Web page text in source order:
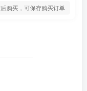
购买，可保存购买订单